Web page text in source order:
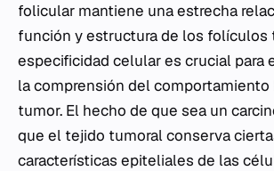
folicular mantiene una estrecha
función y estructura de los folículos
especificidad celular es crucial para
la comprensión del
tumor. El hecho de que sea un
que el tejido tumoral conserva
características epiteliales de las